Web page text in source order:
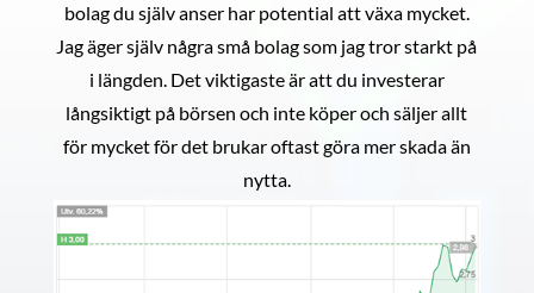
bolag du själv anser har potential att växa mycket.
Jag äger själv några små bolag som jag tror starkt på
i längden. Det viktigaste är att du investerar
långsiktigt på börsen och inte köper och säljer allt
för mycket för det brukar oftast göra mer skada än
nytta.